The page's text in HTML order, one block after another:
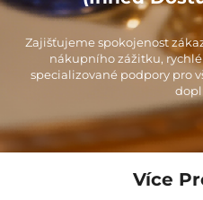
Zajišťujeme spokojenost
nákupního zážitku,
specializované podpory pro
Více